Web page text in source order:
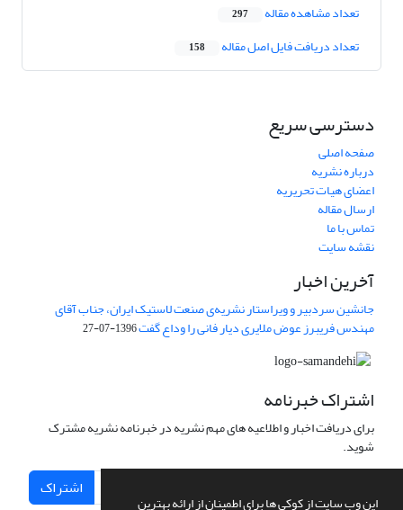
این وب سایت از کوکی ها برای اطمینان از ارائه بهترین
تعداد مشاهده مقاله 297
تعداد دریافت فایل اصل مقاله 158
دسترسی سریع
صفحه اصلی
درباره نشریه
اعضای هیات تحریریه
ارسال مقاله
تماس با ما
نقشه سایت
آخرین اخبار
جانشین سردبیر و ویراستار نشریه‌ی صنعت لاستیک ایران، جناب آقای
مهندس فریبرز عوض ملایری دیار فانی را وداع گفت1396-07-27
اشتراک خبرنامه
برای دریافت اخبار و اطلاعیه های مهم نشریه در خبرنامه نشریه مشترک
شوید.
اشتراک